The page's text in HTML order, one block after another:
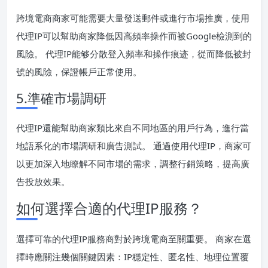
跨境電商商家可能需要大量發送郵件或進行市場推廣，使用
代理IP可以幫助商家降低因高頻率操作而被Google檢測到的
風險。 代理IP能够分散登入頻率和操作痕迹，從而降低被封
號的風險，保證帳戶正常使用。
5.準確市場調研
代理IP還能幫助商家類比來自不同地區的用戶行為，進行當
地語系化的市場調研和廣告測試。 通過使用代理IP，商家可
以更加深入地瞭解不同市場的需求，調整行銷策略，提高廣
告投放效果。
如何選擇合適的代理IP服務？
選擇可靠的代理IP服務商對於跨境電商至關重要。 商家在選
擇時應關注幾個關鍵因素：IP穩定性、匿名性、地理位置覆